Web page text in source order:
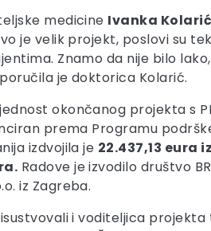
medicine Ivanka Kolarić
je velik projekt, poslovi su
Znamo da nije bilo
je doktorica Kolarić.
okončanog projekta s
prema Programu
izdvojila je 22.437,13
Radove je izvodilo društvo
iz Zagreba.
i voditeljica